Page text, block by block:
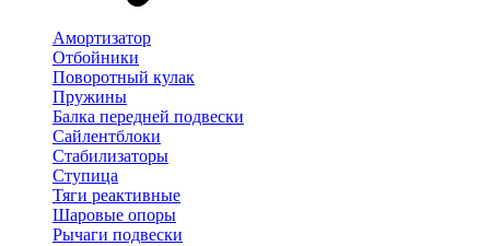
Амортизатор
Отбойники
Поворотный кулак
Пружины
Балка передней подвески
Сайлентблоки
Стабилизаторы
Ступица
Тяги реактивные
Шаровые опоры
Рычаги подвески